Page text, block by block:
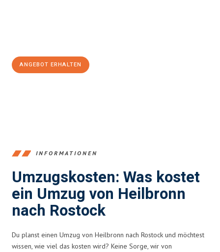
ANGEBOT ERHALTEN
INFORMATIONEN
Umzugskosten: Was kostet
ein Umzug von Heilbronn
nach Rostock
Du planst einen Umzug von Heilbronn nach Rostock und möchtest
wissen, wie viel das kosten wird? Keine Sorge, wir von